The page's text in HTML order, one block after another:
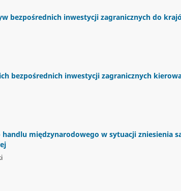
bezpośrednich inwestycji zagranicznych do
bezpośrednich inwestycji zagranicznych
międzynarodowego w sytuacji zniesienia